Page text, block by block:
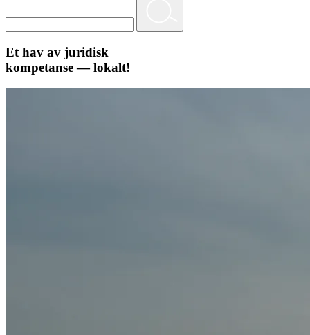
Et hav av juridisk
kompetanse — lokalt!